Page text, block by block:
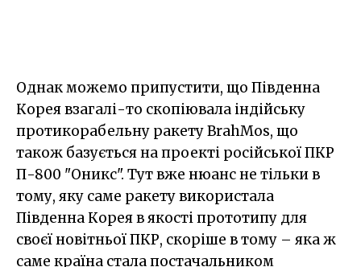
Однак можемо припустити, що Південна
Корея взагалі-то скопіювала індійську
протикорабельну ракету BrahMos, що
також базується на проекті російської ПКР
П-800 "Оникс". Тут вже нюанс не тільки в
тому, яку саме ракету використала
Південна Корея в якості прототипу для
своєї новітньої ПКР, скоріше в тому – яка ж
саме країна стала постачальником